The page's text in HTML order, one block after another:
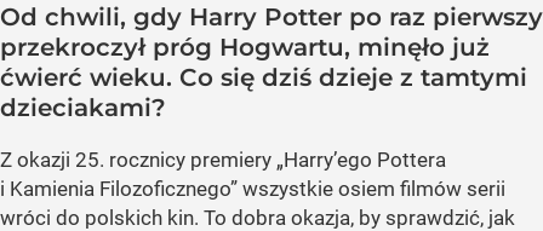
Od chwili, gdy Harry Potter po raz pierwszy
przekroczył próg Hogwartu, minęło już
ćwierć wieku. Co się dziś dzieje z tamtymi
dzieciakami?
Z okazji 25. rocznicy premiery „Harry’ego Pottera
i Kamienia Filozoficznego” wszystkie osiem filmów serii
wróci do polskich kin. To dobra okazja, by sprawdzić, jak